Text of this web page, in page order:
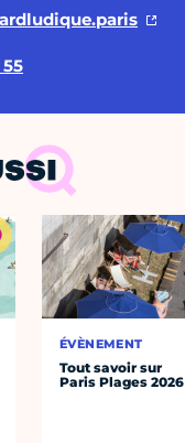
ÉVÈNEMENT
Tout savoir sur
Paris Plages 2026